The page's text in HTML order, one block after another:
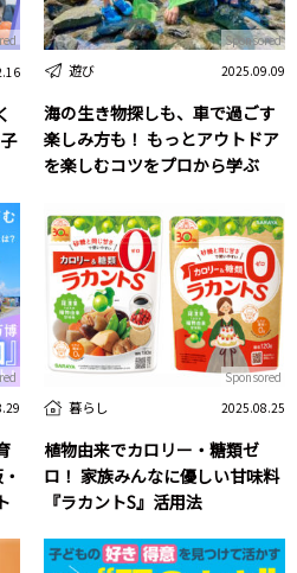
遊び 2025.09.09
海の生き物探しも、車で過ごす
楽しみ方も！ もっとアウトドア
を楽しむコツをプロから学ぶ
Sponsored
暮らし 2025.08.25
植物由来でカロリー・糖類ゼ
ロ！ 家族みんなに優しい甘味料
『ラカントS』活用法
Sponsored